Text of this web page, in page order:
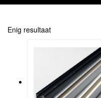
Enig resultaat